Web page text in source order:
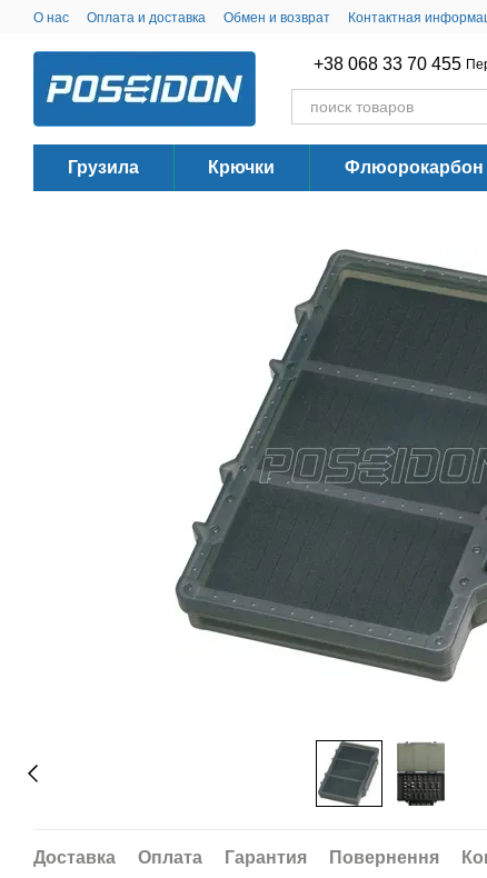
Перейти к основному контенту
О нас Оплата и доставка Обмен и возврат Контактная
+38 068 33 70 455
Грузила Крючки Флюорокарбон
Доставка Оплата Гарантия Повернення